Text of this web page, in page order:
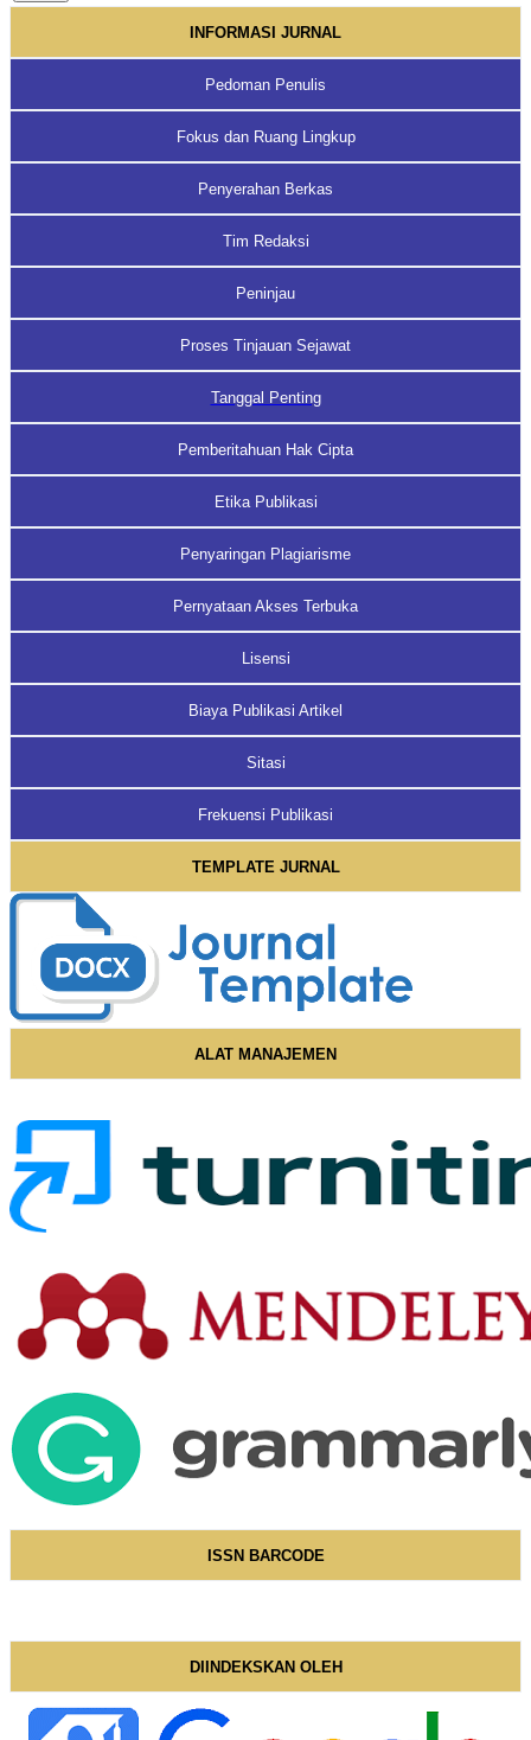
INFORMASI JURNAL
Pedoman Penulis
Fokus dan Ruang Lingkup
Penyerahan Berkas
Tim Redaksi
Peninjau
Proses Tinjauan Sejawat
Tanggal Penting
Pemberitahuan Hak Cipta
Etika Publikasi
Penyaringan Plagiarisme
Pernyataan Akses Terbuka
Lisensi
Biaya Publikasi Artikel
Sitasi
Frekuensi Publikasi
TEMPLATE JURNAL
ALAT MANAJEMEN
ISSN BARCODE
DIINDEKSKAN OLEH